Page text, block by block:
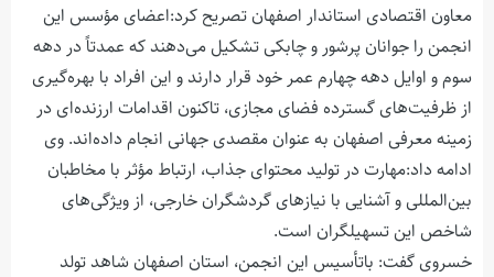
معاون اقتصادی استاندار اصفهان تصریح کرد:اعضای مؤسس این
انجمن را جوانان پرشور و چابکی تشکیل می‌دهند که عمدتاً در دهه
سوم و اوایل دهه چهارم عمر خود قرار دارند و این افراد با بهره‌گیری
از ظرفیت‌های گسترده فضای مجازی، تاکنون اقدامات ارزنده‌ای در
زمینه معرفی اصفهان به عنوان مقصدی جهانی انجام داده‌اند. وی
ادامه داد:مهارت در تولید محتوای جذاب، ارتباط مؤثر با مخاطبان
بین‌المللی و آشنایی با نیازهای گردشگران خارجی، از ویژگی‌های
شاخص این تسهیلگران است.
خسروی گفت: باتأسیس این انجمن، استان اصفهان شاهد تولد